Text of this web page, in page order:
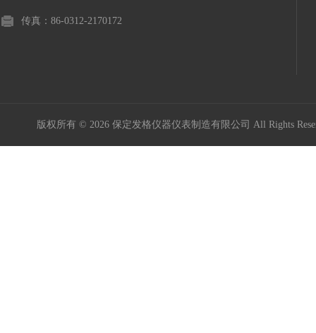
传真：86-0312-2170172
版权所有 © 2026 保定发格仪器仪表制造有限公司 All Rights